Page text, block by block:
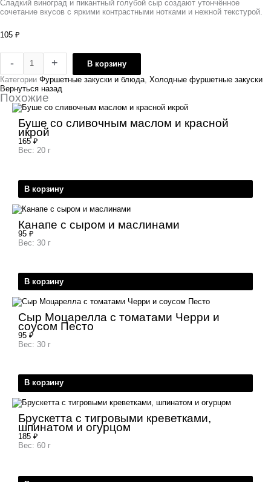
Сладкий виноград и пикантный голубой сыр создают утончённое
сочетание вкусов с яркими контрастными нотками и нежной текстурой.
105 ₽
- +
В корзину
Категории Фуршетные закуски и блюда, Холодные фуршетные закуски
Вернуться назад
Похожие
Буше со сливочным маслом и красной
икрой
165 ₽
Вес: 20 г
В корзину
Канапе с сыром и маслинами
95 ₽
Вес: 30 г
В корзину
Сыр Моцарелла с томатами Черри и
соусом Песто
95 ₽
Вес: 30 г
В корзину
Брускетта с тигровыми креветками,
шпинатом и огурцом
185 ₽
Вес: 60 г